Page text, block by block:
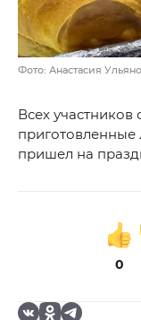
Фото: Анастасия
Всех
приготовленные
пришел на
0